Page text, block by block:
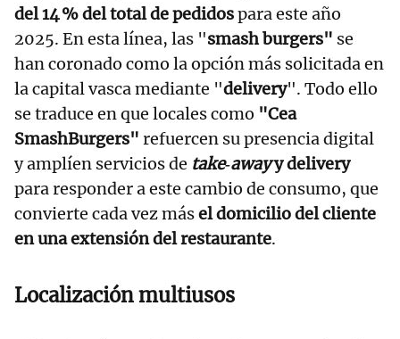
del 14 % del total de pedidospara este año
2025. En esta línea, las "smash burgers" se
han coronado como la opción más solicitada en
la capital vasca mediante "delivery". Todo ello
se traduce en que locales como "Cea
SmashBurgers" refuercen su presencia digital
y amplíen servicios de take‑awayy delivery
para responder a este cambio de consumo, que
convierte cada vez másel domicilio del cliente
en una extensión del restaurante.
Localización multiusos